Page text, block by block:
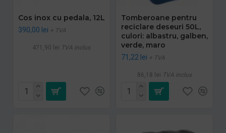
Cos inox cu pedala, 12L
390,00 lei + TVA
471,90 lei TVA inclus
Tomberoane pentru
reciclare deseuri 50L,
culori: albastru, galben,
verde, maro
71,22 lei + TVA
86,18 lei TVA inclus